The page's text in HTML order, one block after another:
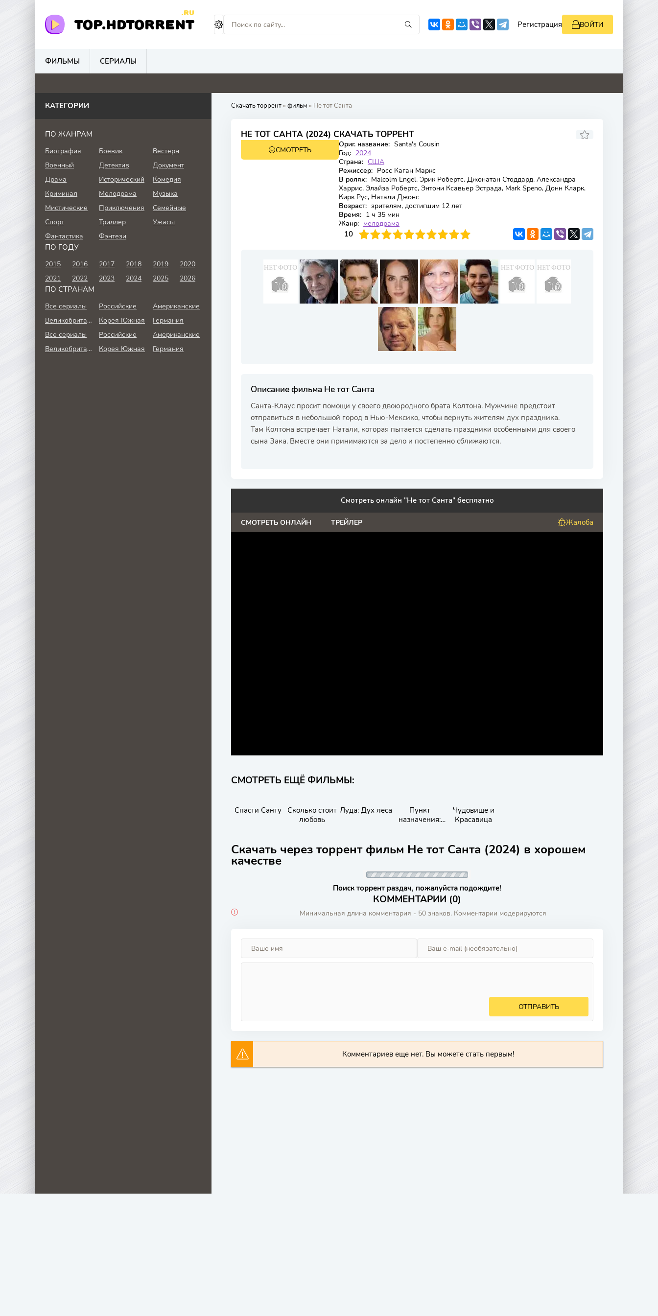
TOP.HDTORRENT
.RU
Регистрация ВОЙТИ
ФИЛЬМЫ СЕРИАЛЫ
4.1 5.2 0 0 4.8 4.6 4.8 5.1 4.9 0 4.1
Скачать торрент» фильм » Не тот Санта
НЕ ТОТ САНТА (2024) СКАЧАТЬ ТОРРЕНТ
FHD (1080p)
6.6
СМОТРЕТЬ
Ориг. название: Santa's Cousin
Год: 2024
Страна: США
Режиссер: Росс Каган Маркс
В ролях: Malcolm Engel, Эрик Робертс, Джонатан Стоддард, Александра
Харрис, Элайза Робертс, Энтони Ксавьер Эстрада, Mark Speno, Донн Кларк,
Кирк Рус, Натали Джонс
Возраст: зрителям, достигшим 12 лет
Время: 1 ч 35 мин
Жанр: мелодрама
10
4 6 7 8 9 10
Описание фильма Не тот Санта
Санта-Клаус просит помощи у своего двоюродного брата Колтона. Мужчине предстоит
отправиться в небольшой город в Нью-Мексико, чтобы вернуть жителям дух праздника.
Там Колтона встречает Натали, которая пытается сделать праздники особенными для своего
сына Зака. Вместе они принимаются за дело и постепенно сближаются.
Смотреть онлайн "Не тот Санта" бесплатно
СМОТРЕТЬ ОНЛАЙН ТРЕЙЛЕР Жалоба
СМОТРЕТЬ ЕЩЁ ФИЛЬМЫ:
Спасти Санту
Сколько стоит
любовь
Луда: Дух леса
Пункт
назначения:
Чудовище и
Красавица
Скачать через торрент фильм Не тот Санта (2024) в хорошем
качестве
Поиск торрент раздач, пожалуйста подождите!
КОММЕНТАРИИ (0)
Минимальная длина комментария - 50 знаков. Комментарии модерируются
ОТПРАВИТЬ
Комментариев еще нет. Вы можете стать первым!
КАТЕГОРИИ
ПО ЖАНРАМ
Биография Боевик
Вестерн
Военный
Детектив
Документ
Драма
Исторический
Комедия
Криминал
Мелодрама
Музыка
Мистические
Приключения
Семейные
Спорт
Триллер
Ужасы
Фантастика
Фэнтези
ПО ГОДУ
2015 2016 2017 2018 2019
2020
2021
2022 2023 2024 2025 2026
ПО СТРАНАМ
Все сериалы Российские
Американские
Великобритания
Корея Южная
Германия
Все сериалы
Российские
Американские
Великобритания
Корея Южная Германия